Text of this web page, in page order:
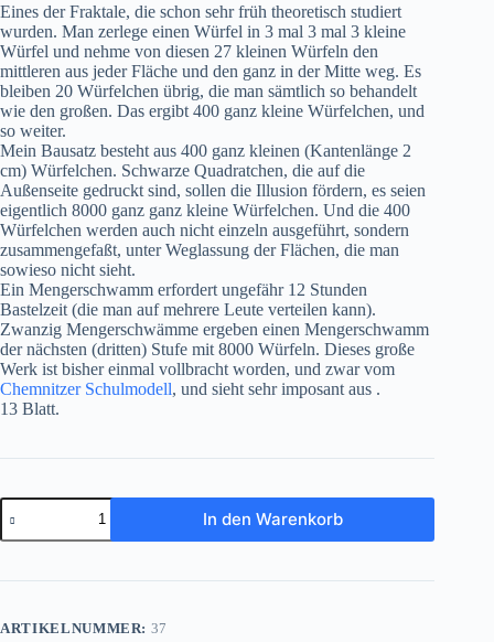
Eines der Fraktale, die schon sehr früh theoretisch studiert
wurden. Man zerlege einen Würfel in 3 mal 3 mal 3 kleine
Würfel und nehme von diesen 27 kleinen Würfeln den
mittleren aus jeder Fläche und den ganz in der Mitte weg. Es
bleiben 20 Würfelchen übrig, die man sämtlich so behandelt
wie den großen. Das ergibt 400 ganz kleine Würfelchen, und
so weiter.
Mein Bausatz besteht aus 400 ganz kleinen (Kantenlänge 2
cm) Würfelchen. Schwarze Quadratchen, die auf die
Außenseite gedruckt sind, sollen die Illusion fördern, es seien
eigentlich 8000 ganz ganz kleine Würfelchen. Und die 400
Würfelchen werden auch nicht einzeln ausgeführt, sondern
zusammengefaßt, unter Weglassung der Flächen, die man
sowieso nicht sieht.
Ein Mengerschwamm erfordert ungefähr 12 Stunden
Bastelzeit (die man auf mehrere Leute verteilen kann).
Zwanzig Mengerschwämme ergeben einen Mengerschwamm
der nächsten (dritten) Stufe mit 8000 Würfeln. Dieses große
Werk ist bisher einmal vollbracht worden, und zwar vom
Chemnitzer Schulmodell, und sieht sehr imposant aus .
13 Blatt.
Der
Mengerschwamm
Menge
In den Warenkorb
ARTIKELNUMMER: 37